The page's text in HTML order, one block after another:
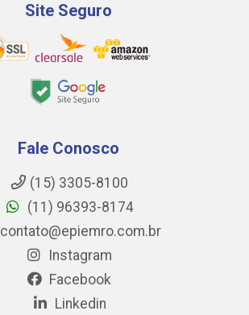
Site Seguro
Fale Conosco
(15) 3305-8100
(11) 96393-8174
contato@epiemro.com.br
Instagram
Facebook
Linkedin